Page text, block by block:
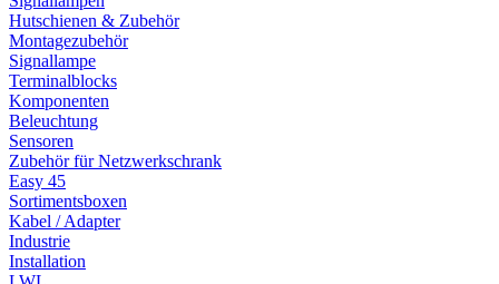
Hutschienen & Zubehör
Montagezubehör
Signallampe
Terminalblocks
Komponenten
Beleuchtung
Sensoren
Zubehör für Netzwerkschrank
Easy 45
Sortimentsboxen
Kabel / Adapter
Industrie
Installation